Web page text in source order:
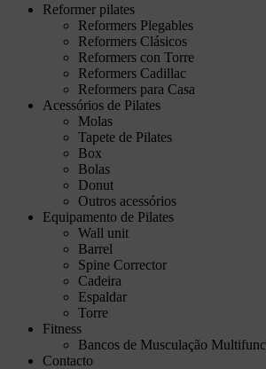
Reformer pilates
Reformers Plegables
Reformers Clásicos
Reformers con Torre
Reformers Cadillac
Reformers para Casa
Acessórios de Pilates
Molas
Tapete de Pilates
Box
Bolas
Donut
Outros acessórios
Equipamento de Pilates
Wall unit
Barrel
Spine Corrector
Cadeira
Espaldar
Torre
Fitness
Bancos de Musculação
Contacto